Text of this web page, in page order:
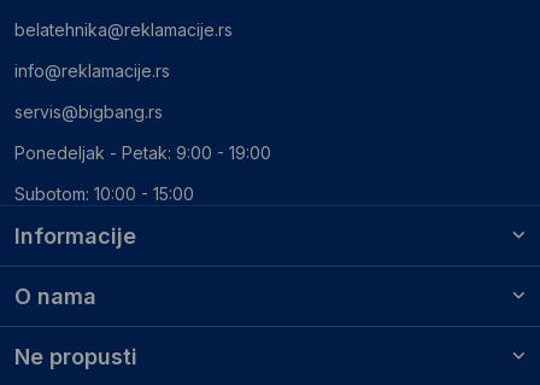
Informacije
O nama
Ne propusti
belatehnika@reklamacije.rs
info@reklamacije.rs
servis@bigbang.rs
Ponedeljak - Petak: 9:00 - 19:00
Subotom: 10:00 - 15:00